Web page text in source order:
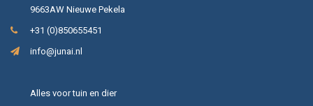
9663AW Nieuwe Pekela
+31 (0)850655451
info@junai.nl
Alles voor tuin en dier